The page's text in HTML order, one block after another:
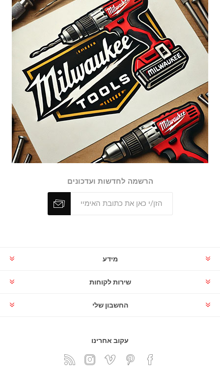
הרשמה לחדשות ועדכונים
מידע
שירות לקוחות
החשבון שלי
עקוב אחרינו